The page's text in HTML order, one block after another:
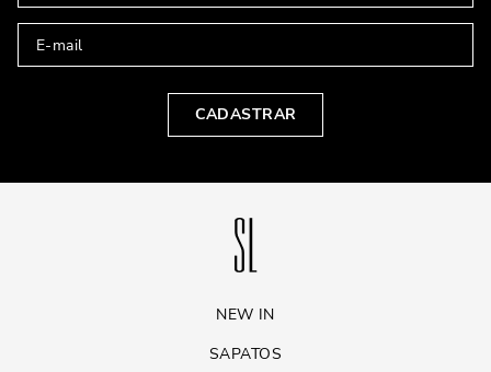
CADASTRAR
NEW IN
SAPATOS